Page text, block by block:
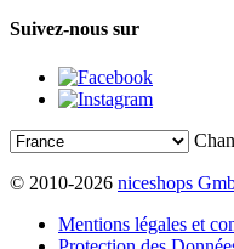
Suivez-nous sur
© 2010-2026 niceshops
Mentions légales et